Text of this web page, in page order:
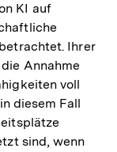
KI auf
Ihrer
Annahme
voll
diesem Fall
sind, wenn